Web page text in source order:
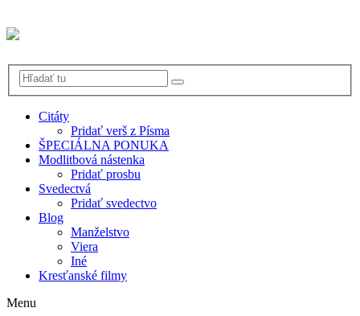
Citáty
Pridať verš z Písma
ŠPECIÁLNA PONUKA
Modlitbová nástenka
Pridať prosbu
Svedectvá
Pridať svedectvo
Blog
Manželstvo
Viera
Iné
Kresťanské filmy
Menu